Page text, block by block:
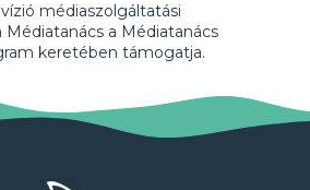
médiaszolgáltatási
a Médiatanács
keretében támogatja.